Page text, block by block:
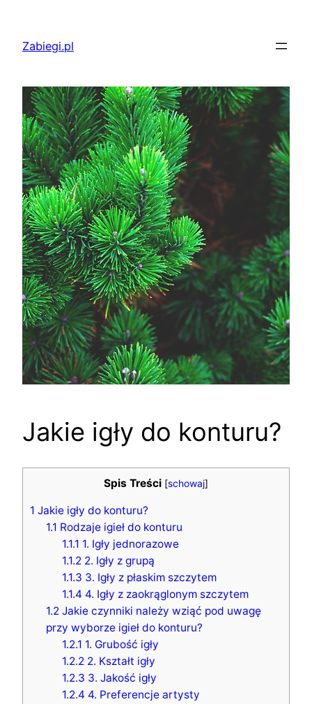
treściZabiegi.pl
Jakie igły do konturu?
Spis Treści [schowaj]
1 Jakie igły do konturu?
1.1 Rodzaje igieł do konturu
1.1.1 1. Igły jednorazowe
1.1.2 2. Igły z grupą
1.1.3 3. Igły z płaskim szczytem
1.1.4 4. Igły z zaokrąglonym szczytem
1.2 Jakie czynniki należy wziąć pod uwagę
przy wyborze igieł do konturu?
1.2.1 1. Grubość igły
1.2.2 2. Kształt igły
1.2.3 3. Jakość igły
1.2.4 4. Preferencje artysty